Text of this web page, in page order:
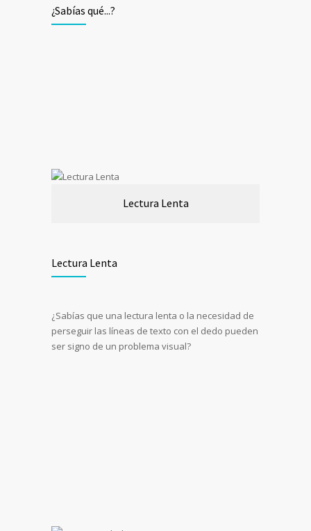
¿Sabías qué...?
Lectura Lenta
Lectura Lenta
¿Sabías que una lectura lenta o la necesidad de
perseguir las líneas de texto con el dedo pueden
ser signo de un problema visual?